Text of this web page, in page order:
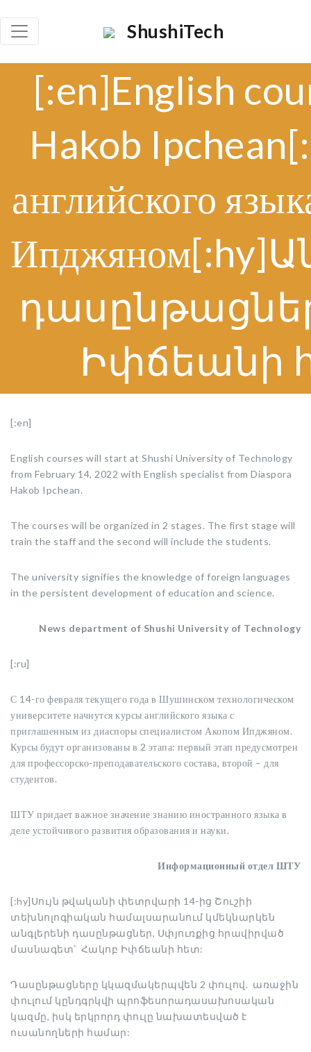
ShushiTech
[:en]English
Hakob
английского
Իփճեանի
[:en]
English courses will start at Shushi University of Technology
from February 14, 2022 with English specialist from Diaspora
Hakob Ipchean.
The courses will be organized in 2 stages. The first stage will
train the staff and the second will include the students.
The university signifies the knowledge of foreign languages
in the persistent development of education and science.
News department of Shushi University of Technology
[:ru]
С 14-го февраля текущего года в Шушинском технологическом
университете начнутся курсы английского языка с
приглашенным из диаспоры специалистом Акопом Ипджяном.
Курсы будут организованы в 2 этапа: первый этап предусмотрен
для профессорско-преподавательского состава, второй – для
студентов.
ШТУ придает важное значение знанию иностранного языка в
деле устойчивого развития образования и науки.
Информационный отдел ШТУ
[:hy]Սույն թվականի փետրվարի 14-ից Շուշիի
տեխնոլոգիական համալսարանում կմեկնարկեն
անգլերենի դասընթացներ, Սփյուռքից հրավիրված
մասնագետ՝ Հակոբ Իփճեանի հետ:
Դասընթացները կկազմակերպվեն 2 փուլով. առաջին
փուլում կընդգրկվի պրոֆեսորադասախոսական
կազմը, իսկ երկրորդ փուլը նախատեսված է
ուսանողների համար: